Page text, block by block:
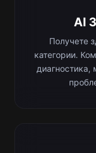
AI
Получете
категории.
диагностика,